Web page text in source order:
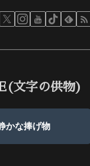
文字の供物)